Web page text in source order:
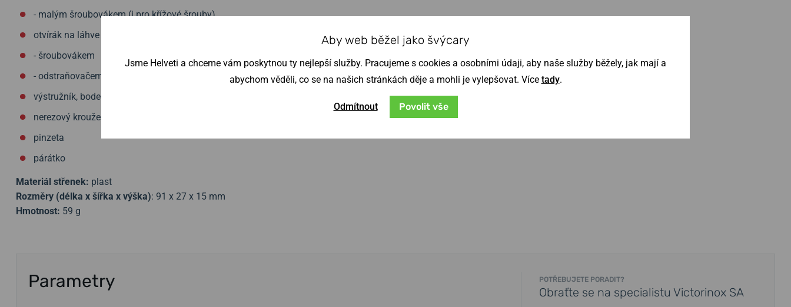
- malým šroubovákem (i pro křížové šrouby)
otvírák na láhve se
- šroubovákem
- odstraňovačem izolace z drátů
výstružník, bodec
nerezový kroužek na klíče
pinzeta
párátko
Materiál střenek: plast
Rozměry (délka x šířka x výška): 91 x 27 x 15 mm
Hmotnost: 59 g
Parametry POTŘEBUJETE PORADIT?
Obraťte se na specialistu Victorinox SA
Aby web běžel jako švýcary
Jsme Helveti a chceme vám poskytnou ty nejlepší služby. Pracujeme s cookies a osobními údaji, aby naše služby běžely, jak mají a
abychom věděli, co se na našich stránkách děje a mohli je vylepšovat. Více tady.
Odmítnout Povolit vše